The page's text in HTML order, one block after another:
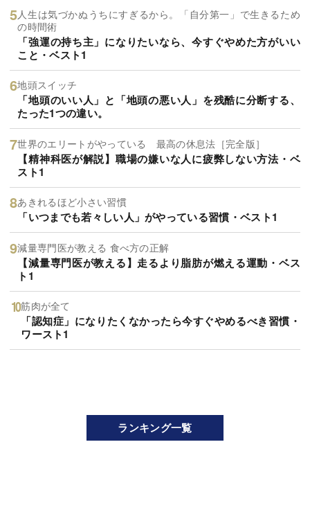
人生は気づかぬうちにすぎるから。「自分第一」で生きるため
の時間術
「強運の持ち主」になりたいなら、今すぐやめた方がいい
こと・ベスト1
地頭スイッチ
「地頭のいい人」と「地頭の悪い人」を残酷に分断する、
たった1つの違い。
世界のエリートがやっている 最高の休息法［完全版］
【精神科医が解説】職場の嫌いな人に疲弊しない方法・ベ
スト1
あきれるほど小さい習慣
「いつまでも若々しい人」がやっている習慣・ベスト1
減量専門医が教える 食べ方の正解
【減量専門医が教える】走るより脂肪が燃える運動・ベス
ト1
筋肉が全て
「認知症」になりたくなかったら今すぐやめるべき習慣・
ワースト1
ランキング一覧